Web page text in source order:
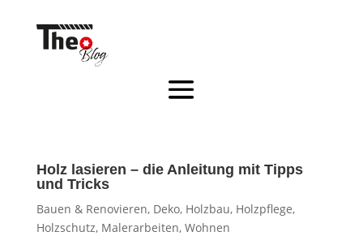
Holz lasieren – die Anleitung mit Tipps
und Tricks
Bauen & Renovieren, Deko, Holzbau, Holzpflege,
Holzschutz, Malerarbeiten, Wohnen